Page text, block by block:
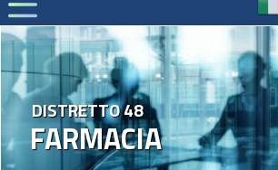
FARMACIA
DISTRETTO 48